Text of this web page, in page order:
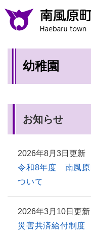
メニ
幼稚園
お知らせ
2026年8月3日更新
令和8年度 南風
ついて
2026年3月10日更新
災害共済給付制度